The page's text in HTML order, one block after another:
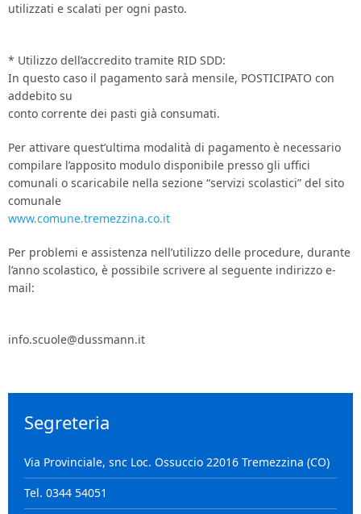
utilizzati e scalati per ogni pasto.
* Utilizzo dell’accredito tramite RID SDD:
In questo caso il pagamento sarà mensile, POSTICIPATO con
addebito su
conto corrente dei pasti già consumati.
Per attivare quest’ultima modalità di pagamento è necessario
compilare l’apposito modulo disponibile presso gli uffici
comunali o scaricabile nella sezione “servizi scolastici” del sito
comunale
www.comune.tremezzina.co.it
Per problemi e assistenza nell’utilizzo delle procedure, durante
l’anno scolastico, è possibile scrivere al seguente indirizzo e-
mail:
info.scuole@dussmann.it
Segreteria
Via Provinciale, snc Loc. Ossuccio 22016 Tremezzina (CO)
Tel. 0344 54051